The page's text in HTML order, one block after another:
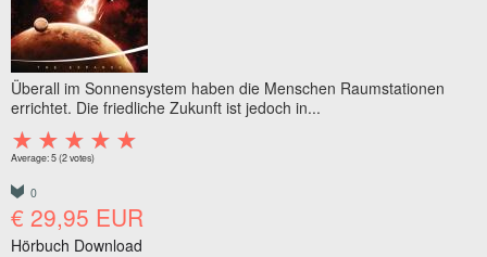
Überall im Sonnensystem haben die Menschen Raumstationen
errichtet. Die friedliche Zukunft ist jedoch in...
Average:5(2votes)
0
€ 29,95 EUR
Hörbuch Download